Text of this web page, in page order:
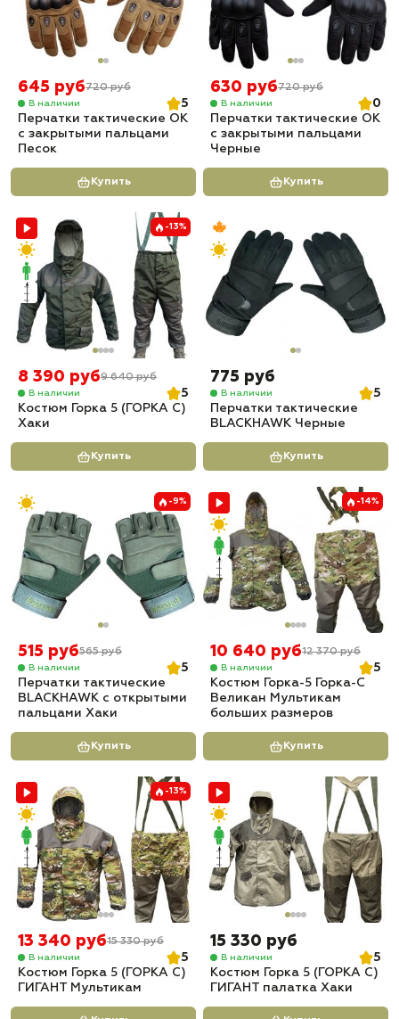
645 руб720 руб
В наличии
5
Перчатки тактические OK
с закрытыми пальцами
Песок
Купить
630 руб720 руб
В наличии
0
Перчатки тактические OK
с закрытыми пальцами
Черные
Купить
-13%
8 390 руб9 640 руб
В наличии
5
Костюм Горка 5 (ГОРКА С)
Хаки
Купить
775 руб
В наличии
5
Перчатки тактические
BLACKHAWK Черные
Купить
-9%
515 руб565 руб
В наличии
5
Перчатки тактические
BLACKHAWK с открытыми
пальцами Хаки
Купить
-14%
10 640 руб12 370 руб
В наличии
5
Костюм Горка-5 Горка-С
Великан Мультикам
больших размеров
Купить
-13%
13 340 руб15 330 руб
В наличии
5
Костюм Горка 5 (ГОРКА С)
ГИГАНТ Мультикам
15 330 руб
В наличии
5
Костюм Горка 5 (ГОРКА С)
ГИГАНТ палатка Хаки